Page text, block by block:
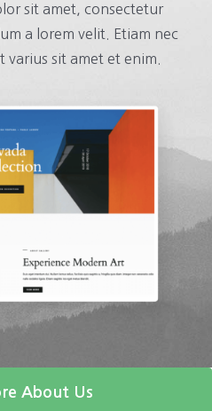
sit amet, consectetur
a lorem velit. Etiam nec
varius sit amet et enim.
About Us